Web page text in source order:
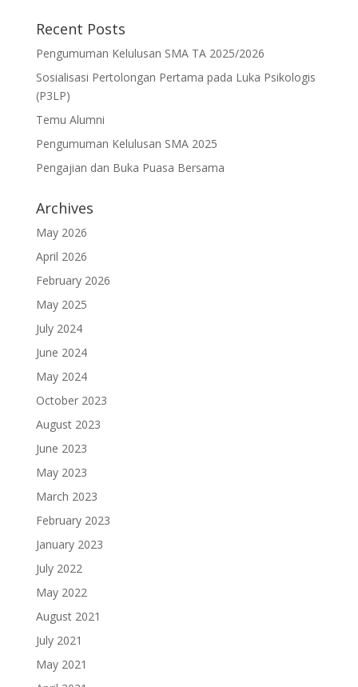
Recent Posts
Pengumuman Kelulusan SMA TA 2025/2026
Sosialisasi Pertolongan Pertama pada Luka Psikologis
(P3LP)
Temu Alumni
Pengumuman Kelulusan SMA 2025
Pengajian dan Buka Puasa Bersama
Archives
May 2026
April 2026
February 2026
May 2025
July 2024
June 2024
May 2024
October 2023
August 2023
June 2023
May 2023
March 2023
February 2023
January 2023
July 2022
May 2022
August 2021
July 2021
May 2021